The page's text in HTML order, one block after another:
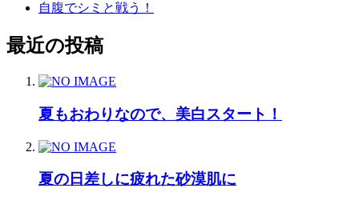
自腹でシミと戦う！
最近の投稿
夏もおわりなので、美白スタート！
夏の日差しに疲れた砂漠肌に